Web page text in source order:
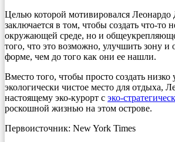
Целью которой мотивировался
заключается в том, чтобы создать что-то
окружающей среде, но и
того, что это возможно, улучшить зону и
форме, чем до того как они ее нашли.
Вместо того, чтобы просто создать низко
экологически чистое место для отдыха,
настоящему эко-курорт с эко-
роскошной жизнью на этом острове.
Первоисточник: New York Times